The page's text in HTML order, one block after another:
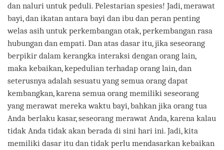
dan naluri untuk peduli. Pelestarian spesies! Jadi, merawat
bayi, dan ikatan antara bayi dan ibu dan peran penting
welas asih untuk perkembangan otak, perkembangan rasa
hubungan dan empati. Dan atas dasar itu, jika seseorang
berpikir dalam kerangka interaksi dengan orang lain,
maka kebaikan, kepedulian terhadap orang lain, dan
seterusnya adalah sesuatu yang semua orang dapat
kembangkan, karena semua orang memiliki seseorang
yang merawat mereka waktu bayi, bahkan jika orang tua
Anda berlaku kasar, seseorang merawat Anda, karena kalau
tidak Anda tidak akan berada di sini hari ini. Jadi, kita
memiliki dasar itu dan tidak perlu mendasarkan kebaikan